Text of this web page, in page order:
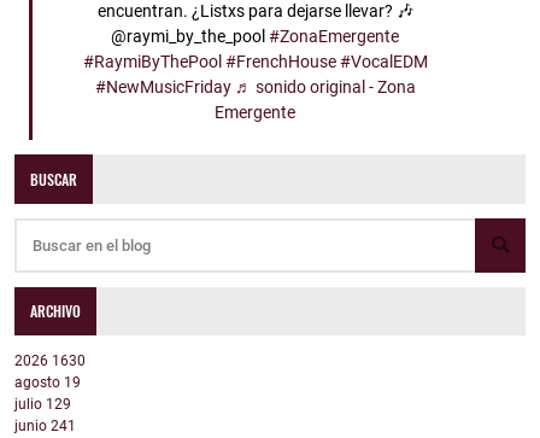
encuentran. ¿Listxs para dejarse llevar? 🎶
@raymi_by_the_pool#ZonaEmergente
#RaymiByThePool #FrenchHouse #VocalEDM
#NewMusicFriday ♬ sonido original - Zona
Emergente
BUSCAR
ARCHIVO
2026 1630
agosto 19
julio 129
junio 241